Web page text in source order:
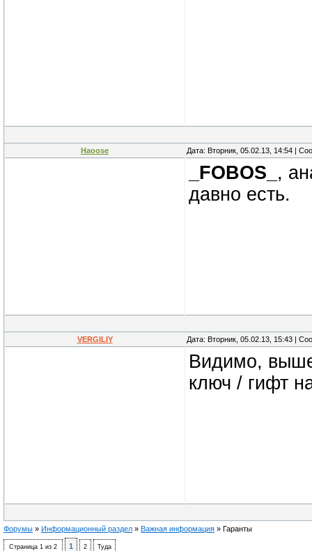
Haoose Дата: Вторник, 05.02.13, 14:54 |
_FOBOS_ ,
давно есть.
VERGILIY Дата: Вторник, 05.02.13, 15:43 |
Видимо,
ключ / гифт
Форумы » Информационный раздел » Важная информация » Гаранты
Страница 1 из 2 1 2 Туда